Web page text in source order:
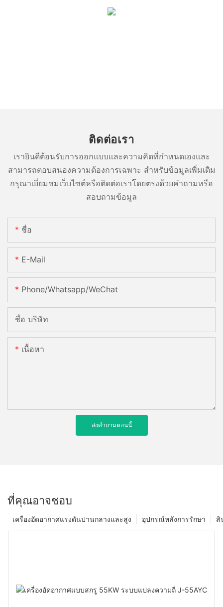
ติดต่อเรา
เรายินดีต้อนรับการออกแบบและความคิดที่กำหนดเองและ
สามารถตอบสนองความต้องการเฉพาะ สำหรับข้อมูลเพิ่มเติม
กรุณาเยี่ยมชมเว็บไซต์หรือติดต่อเราโดยตรงด้วยคำถามหรือ
สอบถามข้อมูล
ชื่อ
E-Mail
Phone/Whatsapp/WeChat
ชื่อ บริษัท
เนื้อหา
ส่งคำถามตอนนี้
ที่คุณอาจชอบ
สิ
อุปกรณ์หลังการรักษา
เครื่องอัดอากาศแรงดันปานกลางและสูง